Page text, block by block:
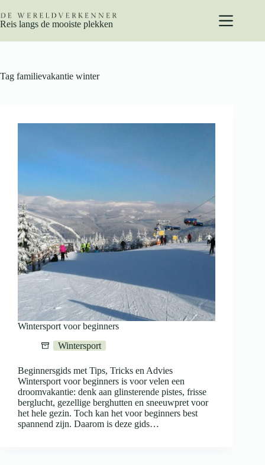
naar
de
Reis langs de mooiste plekken
Tag familievakantie winter
Wintersport voor beginners
Wintersport
Beginnersgids met Tips, Tricks en Advies
Wintersport voor beginners is voor velen een
droomvakantie: denk aan glinsterende pistes, frisse
berglucht, gezellige berghutten en sneeuwpret voor
het hele gezin. Toch kan het voor beginners best
spannend zijn. Daarom is deze gids…